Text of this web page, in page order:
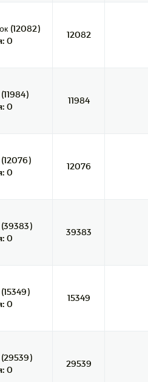
(12082)
0
12082
0
11984
0
12076
(39383)
0
39383
0
15349
(29539)
0
29539